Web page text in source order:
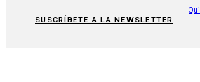
SUSCRÍBETE A LA NEWSLETTER